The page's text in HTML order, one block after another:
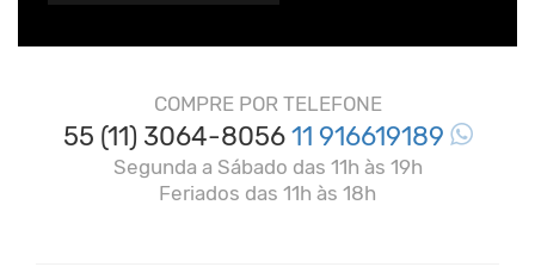
COMPRE POR TELEFONE
55 (11) 3064-805611 916619189
Segunda a Sábado das 11h às 19h
Feriados das 11h às 18h